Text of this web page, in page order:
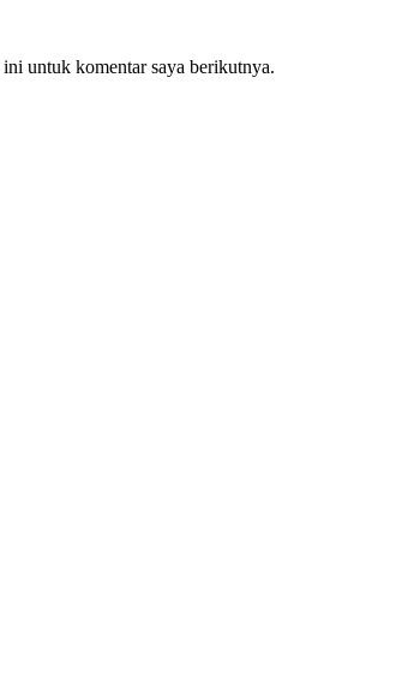
untuk komentar saya berikutnya.